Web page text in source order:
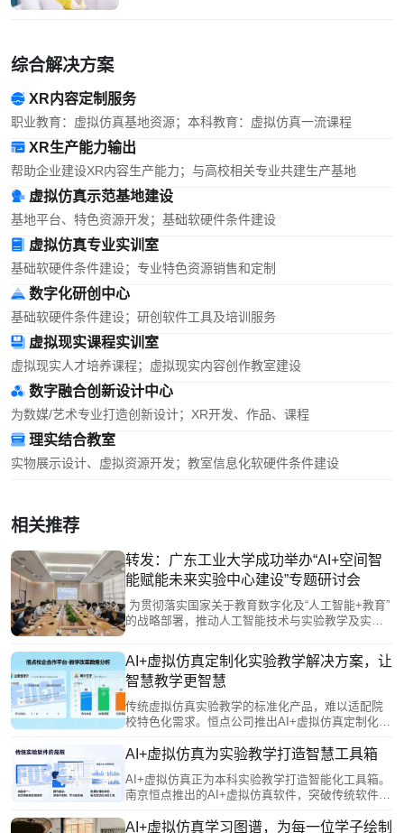
综合解决方案
XR内容定制服务
职业教育：虚拟仿真基地资源；本科教育：虚拟仿真一流课程
XR生产能力输出
帮助企业建设XR内容生产能力；与高校相关专业共建生产基地
虚拟仿真示范基地建设
基地平台、特色资源开发；基础软硬件条件建设
虚拟仿真专业实训室
基础软硬件条件建设；专业特色资源销售和定制
数字化研创中心
基础软硬件条件建设；研创软件工具及培训服务
虚拟现实课程实训室
虚拟现实人才培养课程；虚拟现实内容创作教室建设
数字融合创新设计中心
为数媒/艺术专业打造创新设计；XR开发、作品、课程
理实结合教室
实物展示设计、虚拟资源开发；教室信息化软硬件条件建设
相关推荐
转发：广东工业大学成功举办“AI+空间智
能赋能未来实验中心建设”专题研讨会
为贯彻落实国家关于教育数字化及“人工智能+教育”
的战略部署，推动人工智能技术与实验教学及实验
了“AI+空间智能赋能未来实验中心建设”专题研讨
会。
AI+虚拟仿真定制化实验教学解决方案，让
智慧教学更智慧
传统虚拟仿真实验教学的标准化产品，难以适配院
校特色化需求。恒点公司推出AI+虚拟仿真定制化服
计，实现从“被动接受”到“主动创造”。该方案对接产
块化架构，支持持续进化与升级，真正实现“一校一
策”，让技术服务于教育本质。
AI+虚拟仿真为实验教学打造智慧工具箱
AI+虚拟仿真正为本科实验教学打造智能化工具箱。
南京恒点推出的AI+虚拟仿真软件，突破传统软件
学生操作细节，进行智能比对与分析，建立个性化
AI+虚拟仿真学习图谱，为每一位学子绘制